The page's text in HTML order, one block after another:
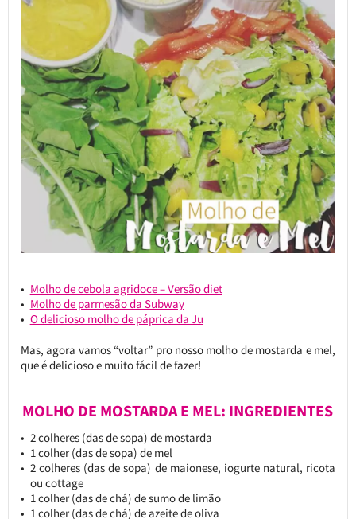
Molho de cebola agridoce – Versão diet
Molho de parmesão da Subway
O delicioso molho de páprica da Ju
Mas, agora vamos “voltar” pro nosso molho de mostarda e mel,
que é delicioso e muito fácil de fazer!
MOLHO DE MOSTARDA E MEL: INGREDIENTES
2 colheres (das de sopa) de mostarda
1 colher (das de sopa) de mel
2 colheres (das de sopa) de maionese, iogurte natural, ricota
ou cottage
1 colher (das de chá) de sumo de limão
1 colher (das de chá) de azeite de oliva